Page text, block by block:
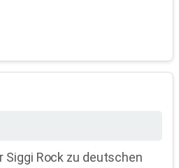
Siggi Rock zu deutschen